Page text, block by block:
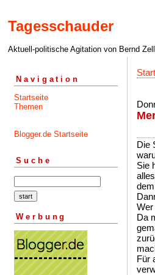
Tagesschauder
Aktuell-politische Agitation von Bernd
Navigation
Startseite
Themen
Blogger.de Startseite
Suche
Werbung
Die
Sie
Wer
Da
Für